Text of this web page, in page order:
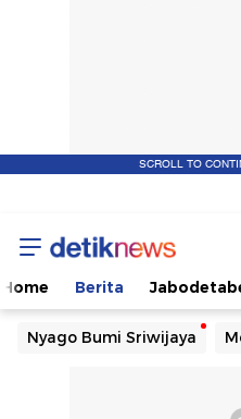
SCROLL TO
Home Berita
Nyago Bumi Sriwijaya